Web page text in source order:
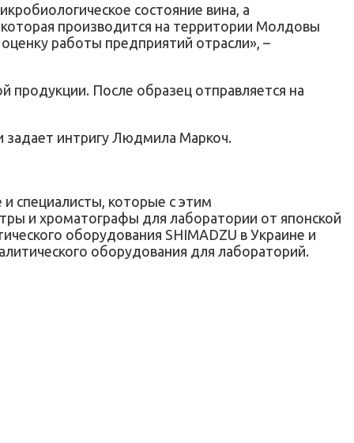
состояние вина, а
производится на территории Молдовы
работы предприятий отрасли», –
продукции. После образец отправляется на
задает интригу Людмила Маркоч.
специалисты, которые с этим
и хроматографы для лаборатории от японской
оборудования SHIMADZU в Украине и
оборудования для лабораторий.